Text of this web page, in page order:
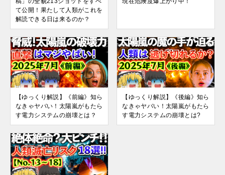
て公開！果たして人類がこれを
解読できる日は来るのか？
【ゆっくり解説】《前編》知ら
なきゃヤバい！太陽嵐がもたら
す電力システムの崩壊とは？
【ゆっくり解説】《後編》知ら
なきゃヤバい！太陽嵐がもたら
す電力システムの崩壊とは?